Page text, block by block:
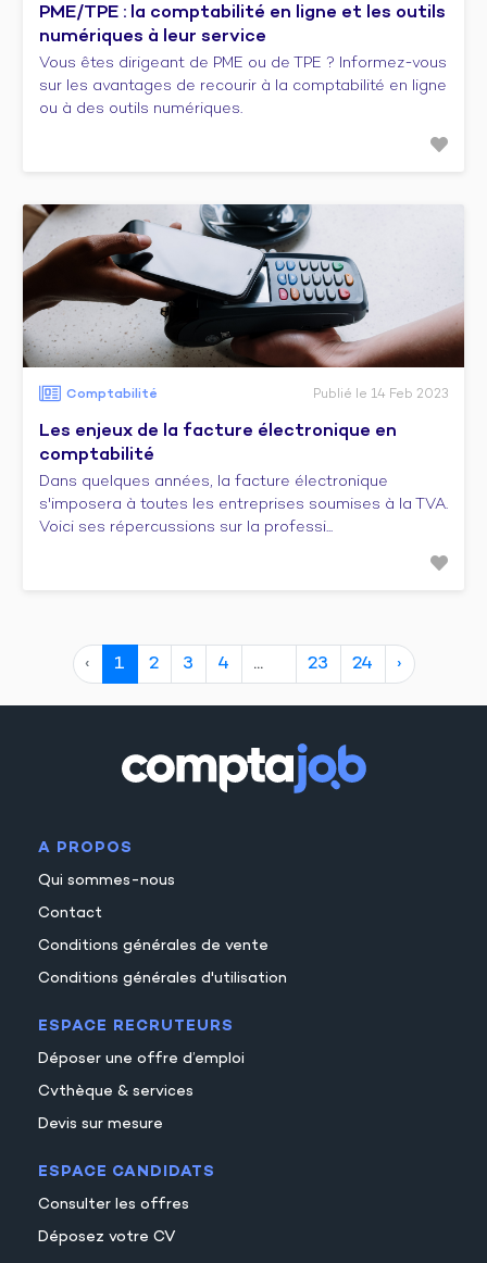
PME/TPE : la comptabilité en ligne et les outils
numériques à leur service
Vous êtes dirigeant de PME ou de TPE ? Informez-vous
sur les avantages de recourir à la comptabilité en ligne
ou à des outils numériques.
Comptabilité Publié le 14 Feb 2023
Les enjeux de la facture électronique en
comptabilité
Dans quelques années, la facture électronique
s'imposera à toutes les entreprises soumises à la TVA.
Voici ses répercussions sur la professi...
‹ 1 2 3
4
10
23 24 ›
A PROPOS
Qui sommes-nous
Contact
Conditions générales de vente
Conditions générales d'utilisation
ESPACE RECRUTEURS
Déposer une offre d’emploi
Cvthèque & services
Devis sur mesure
ESPACE CANDIDATS
Consulter les offres
Déposez votre CV